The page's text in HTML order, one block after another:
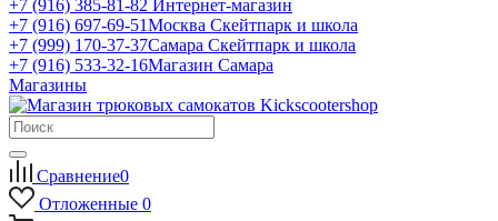
+7 (916) 385-81-82 Интернет-магазин
+7 (916) 697-69-51Москва Скейтпарк и школа
+7 (999) 170-37-37Самара Скейтпарк и школа
+7 (916) 533-32-16Магазин Самара
Магазины
Сравнение0
Отложенные 0